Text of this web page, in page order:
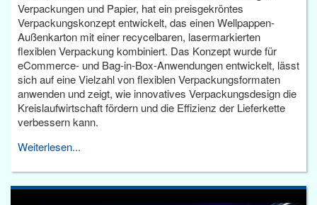
Verpackungen und Papier, hat ein preisgekröntes
Verpackungskonzept entwickelt, das einen Wellpappen-
Außenkarton mit einer recycelbaren, lasermarkierten
flexiblen Verpackung kombiniert. Das Konzept wurde für
eCommerce- und Bag-in-Box-Anwendungen entwickelt, lässt
sich auf eine Vielzahl von flexiblen Verpackungsformaten
anwenden und zeigt, wie innovatives Verpackungsdesign die
Kreislaufwirtschaft fördern und die Effizienz der Lieferkette
verbessern kann.
Weiterlesen...